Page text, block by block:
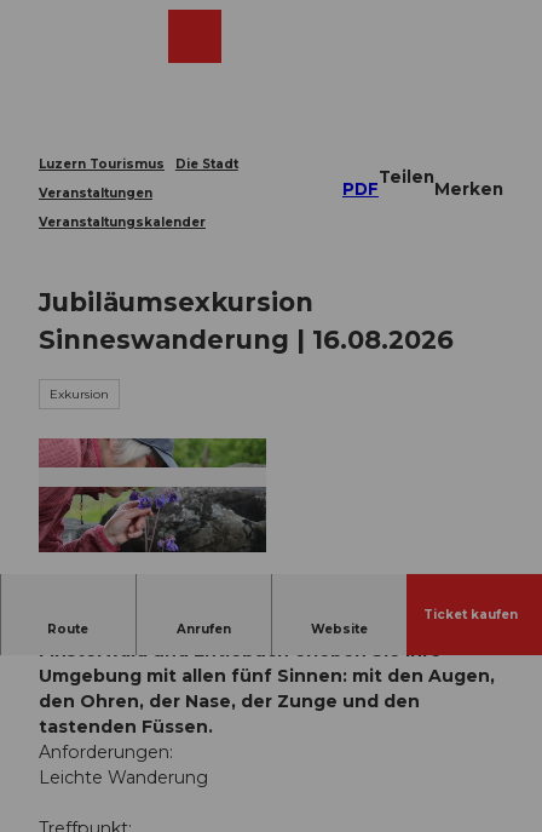
Luzern Tourismus
Die Stadt
Veranstaltungen
Veranstaltungskalender
PDF
Teilen
Merken
Jubiläumsexkursion
Sinneswanderung | 16.08.2026
Exkursion
Route Anrufen Website
Ticket kaufen
Auf einer Wanderung zwischen Schwändeli bei
Finsterwald und Entlebuch erleben Sie Ihre
Umgebung mit allen fünf Sinnen: mit den Augen,
den Ohren, der Nase, der Zunge und den
tastenden Füssen.
Anforderungen:
Leichte Wanderung